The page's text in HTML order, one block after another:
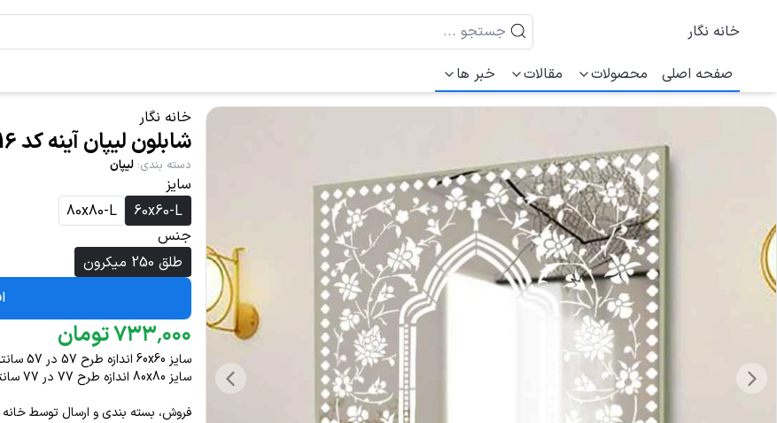
خانه نگار
صفحه اصلی
محصولات مقالات خبر ها
خانه نگار
شابلون لیپان آینه کد 1116
دسته بندی: لیپان
سایز
60x60-L
80x80-L
جنس
طلق 250 میکرون
۷۳۳٬۰۰۰ تومان
سایز 60x60 اندازه طرح 57 در 57 سانتیمتر
سایز 80x80 اندازه طرح 77 در 77 سانتیمتر
فروش، بسته بندی و ارسال توسط خانه